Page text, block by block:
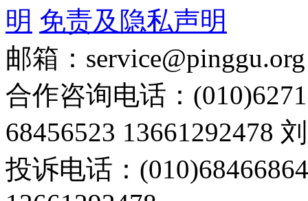
明 免责及隐私声明
邮箱：service@pinggu.org
合作咨询电话：
68456523 13661292478
投诉电话：